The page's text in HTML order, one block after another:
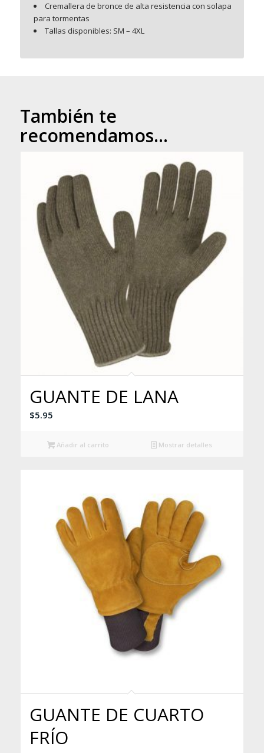
Cremallera de bronce de alta resistencia con solapa
para tormentas
Tallas disponibles: SM – 4XL
También te
recomendamos…
GUANTE DE LANA
$5.95
Añadir al carrito Mostrar detalles
GUANTE DE CUARTO
FRÍO